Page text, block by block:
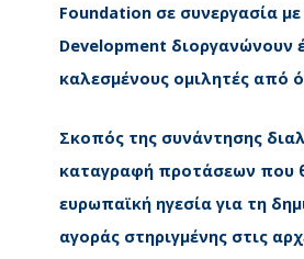
Foundation σε συνεργασία
Development διοργανώνουν
καλεσμένους ομιλητές από
Σκοπός της συνάντησης
καταγραφή προτάσεων που
ευρωπαϊκή ηγεσία για τη
αγοράς στηριγμένης στις